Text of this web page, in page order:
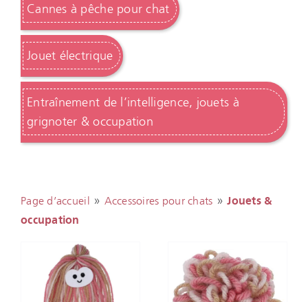
Page d’accueil » Accessoires pour chats »Jouets &
occupation
Cannes à pêche pour chat
Jouet électrique
Entraînement de l’intelligence, jouets à
grignoter & occupation